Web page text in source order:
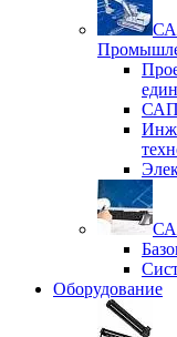
Оборудование